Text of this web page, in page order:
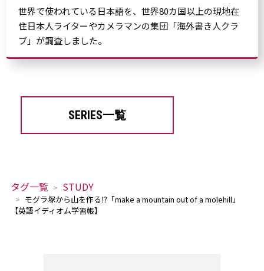
世界で使われている日本語を、世界80カ国以上の現地在
住日本人ライターやカメラマンの集団「海外書き人クラ
ブ」が調査しました。
SERIES一覧
タグ一覧 STUDY
モグラ塚から山を作る⁉「make a mountain out of a molehill」
【英語イディオム学習帳】